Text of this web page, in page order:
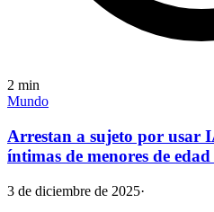
2 min
Mundo
Arrestan a sujeto por usar
íntimas de menores de
3 de diciembre de 2025·